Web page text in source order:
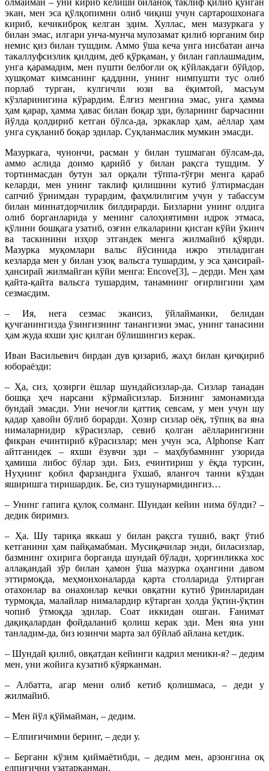
экан, мен эса қўлқопимни олиб чиқиш учун сартарошхонага
кириб, кечикиброқ келган эдим. Хуллас, мен мазуркага у
билан эмас, илгари унча-мунча мулозамат қилиб юрганим бир
немис қиз билан тушдим. Аммо ўша кеча унга нисбатан анча
такаллуфсизлик қилдим, деб қўрқаман, у билан гаплашмадим,
унга қарамадим, мен пушти белбоғли оқ кўйлакдаги бўйдор,
хушқомат кимсанинг қаддини, унинг нимпушти тус олиб
порлаб турган, кулгичли юзи ва ёқимтой, масъум
кўзларинигина кўрардим. Ёлғиз менгина эмас, унга ҳамма
ҳам қарар, ҳамма ҳавас билан боқар эди, буларнинг барчасини
йўлда қолдириб кетган бўлса-да, эркаклар ҳам, аёллар ҳам
унга суқланиб боқар эдилар. Суқланмаслик мумкин эмасди.
Мазуркага, чунончи, расман у билан тушмаган бўлсам-да,
аммо аслида доимо қарийб у билан рақсга тушдим. У
тортинмасдан бутун зал орқали тўппа-тўғри менга қараб
келарди, мен унинг таклиф қилишини кутиб ўлтирмасдан
сапчиб ўрнимдан турардим, фаҳмлилигим учун у табассум
билан миннатдорчилик билдирарди. Бизларни унинг олдига
олиб борганларида у менинг салоҳиятимни идрок этмаса,
қўлини бошқага узатиб, озғин елкаларини қисган кўйи ўкинч
ва таскинини изҳор этгандек менга жилмайиб қўярди.
Мазурка муқомлари вальс йўсинида ижро этиладиган
кезларда мен у билан узоқ вальсга тушардим, у эса ҳансирай-
ҳансирай жилмайган кўйи менга: Encove[3], – дерди. Мен ҳам
қайта-қайта вальсга тушардим, танамнинг оғирлигини ҳам
сезмасдим.
– Ия, нега сезмас экансиз, ўйлайманки, белидан
қучганингизда ўзингизнинг танангизни эмас, унинг танасини
ҳам жуда яхши ҳис қилган бўлишингиз керак.
Иван Васильевич бирдан дув қизариб, жаҳл билан қичқириб
юбораёзди:
– Ҳа, сиз, ҳозирги ёшлар шундайсизлар-да. Сизлар танадан
бошқа ҳеч нарсани кўрмайсизлар. Бизнинг замонамизда
бундай эмасди. Уни нечоғли қаттиқ севсам, у мен учун шу
қадар ҳавойи бўлиб борарди. Ҳозир сизлар оёқ, тўпиқ ва яна
нималарнидир кўрасизлар, севиб қолган аёлларингизни
фикран ечинтириб кўрасизлар; мен учун эса, Alphonse Karr
айтганидек – яхши ёзувчи эди – маҳбубамнинг узорида
ҳамиша либос бўлар эди. Биз, ечинтириш у ёқда турсин,
Нуҳнинг қобил фарзандига ўхшаб, яланғоч танни кўздан
яширишга тиришардик. Бе, сиз тушунармидингиз…
– Унинг гапига қулоқ солманг. Шундан кейин нима бўлди? –
дедик биримиз.
– Ҳа. Шу тариқа яккаш у билан рақсга тушиб, вақт ўтиб
кетганини ҳам пайқамабман. Мусиқачилар энди, биласизлар,
базмнинг охирига борганда шундай бўлади, ҳорғинликка хос
аллақандай зўр билан ҳамон ўша мазурка оҳангини давом
эттирмоқда, меҳмонхоналарда қарта столларида ўлтирган
отахонлар ва онахонлар кечки овқатни кутиб ўринларидан
турмоқда, малайлар нималардир кўтарган ҳолда ўқтин-ўқтин
чопиб ўтмоқда эдилар. Соат иккидан ошган. Ғанимат
дақиқалардан фойдаланиб қолиш керак эди. Мен яна уни
танладим-да, биз юзинчи марта зал бўйлаб айлана кетдик.
– Шундай қилиб, овқатдан кейинги кадрил меники-я? – дедим
мен, уни жойига кузатиб кўярканман.
– Албатта, агар мени олиб кетиб қолишмаса, – деди у
жилмайиб.
– Мен йўл қўймайман, – дедим.
– Елпиғичимни беринг, – деди у.
– Бергани кўзим қиймаётибди, – дедим мен, арзонгина оқ
елпиғични узатарканман.